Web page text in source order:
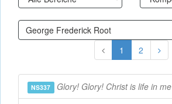
1 2
NS337 Glory! Glory! Christ is life in me